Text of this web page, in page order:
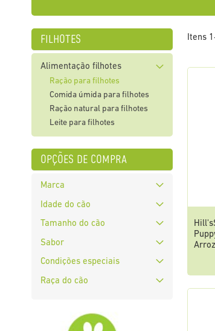
Itens 1
Arroz
filhotes
Alimentação filhotes
Ração para filhotes
Comida úmida para filhotes
Ração natural para filhotes
Leite para filhotes
opções de compra
Marca
Idade do cão
Tamanho do cão
Sabor
Condições especiais
Raça do cão